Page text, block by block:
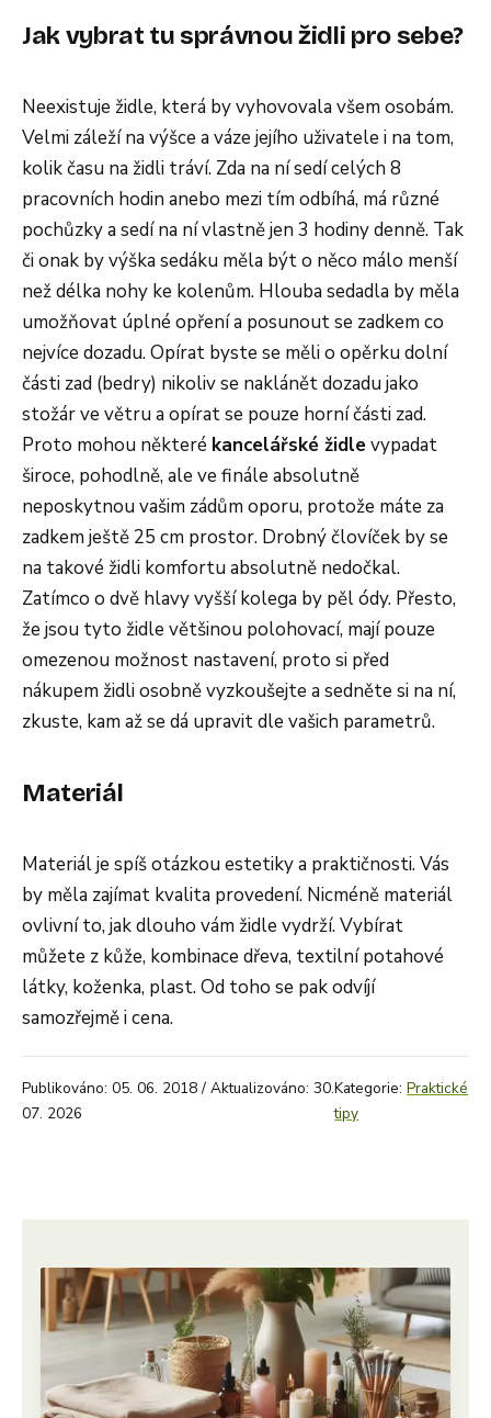
Jak vybrat tu správnou židli pro sebe?
Neexistuje židle, která by vyhovovala všem osobám.
Velmi záleží na výšce a váze jejího uživatele i na tom,
kolik času na židli tráví. Zda na ní sedí celých 8
pracovních hodin anebo mezi tím odbíhá, má různé
pochůzky a sedí na ní vlastně jen 3 hodiny denně. Tak
či onak by výška sedáku měla být o něco málo menší
než délka nohy ke kolenům. Hlouba sedadla by měla
umožňovat úplné opření a posunout se zadkem co
nejvíce dozadu. Opírat byste se měli o opěrku dolní
části zad (bedry) nikoliv se naklánět dozadu jako
stožár ve větru a opírat se pouze horní části zad.
Proto mohou některé kancelářské židlevypadat
široce, pohodlně, ale ve finále absolutně
neposkytnou vašim zádům oporu, protože máte za
zadkem ještě 25 cm prostor. Drobný človíček by se
na takové židli komfortu absolutně nedočkal.
Zatímco o dvě hlavy vyšší kolega by pěl ódy. Přesto,
že jsou tyto židle většinou polohovací, mají pouze
omezenou možnost nastavení, proto si před
nákupem židli osobně vyzkoušejte a sedněte si na ní,
zkuste, kam až se dá upravit dle vašich parametrů.
Materiál
Materiál je spíš otázkou estetiky a praktičnosti. Vás
by měla zajímat kvalita provedení. Nicméně materiál
ovlivní to, jak dlouho vám židle vydrží. Vybírat
můžete z kůže, kombinace dřeva, textilní potahové
látky, koženka, plast. Od toho se pak odvíjí
samozřejmě i cena.
Publikováno: 05. 06. 2018 / Aktualizováno: 30.
07. 2026
Kategorie:Praktické
tipy